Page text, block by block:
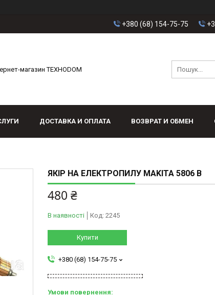
+380 (68) 154-75-75
магазин ТЕХНОDOM
ДОСТАВКА И ОПЛАТА ВОЗВРАТ И ОБМЕН
ЯКІР НА ЕЛЕКТРОПИЛУ MAKITA 5806 B
480 ₴
В наявності Код: 2245
Купити
+380 (68) 154-75-75